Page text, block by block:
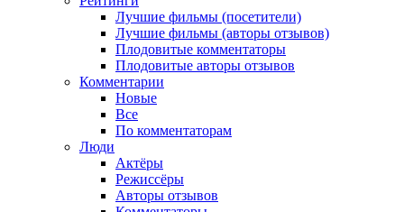
Лучшие фильмы (посетители)
Лучшие фильмы (авторы отзывов)
Плодовитые комментаторы
Плодовитые авторы отзывов
Комментарии
Новые
Все
По комментаторам
Люди
Актёры
Режиссёры
Авторы отзывов